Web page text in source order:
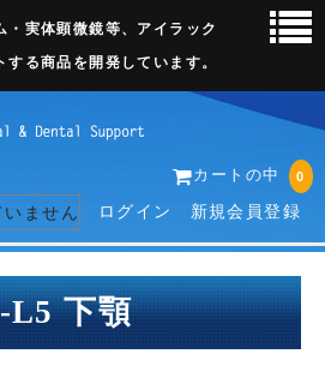
実体顕微鏡等、アイラック
る商品を開発しています。
カートの中 0
いません ログイン 新規会員登録
L5 下顎